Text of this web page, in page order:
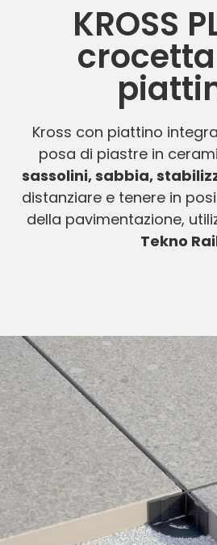
KROSS
Kross con piattino
posa di piastre in
sassolini, sabbia,
distanziare e tenere in
della pavimentazione,
Tekno